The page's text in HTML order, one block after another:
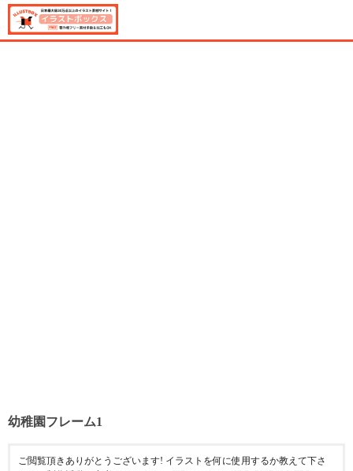
幼稚園フレーム1
ご閲覧頂きありがとうございます! イラストを何に使用するか教えて下さ